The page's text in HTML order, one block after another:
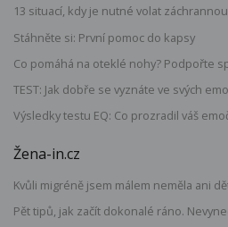
13 situací, kdy je nutné volat
Stáhněte si: První pomoc do kapsy
Co pomáhá na oteklé nohy? Podpořte
TEST: Jak dobře se vyznáte ve svých
Výsledky testu EQ: Co prozradil váš
Žena-in.cz
Kvůli migréně jsem málem neměla ani
Pět tipů, jak začít dokonalé ráno.